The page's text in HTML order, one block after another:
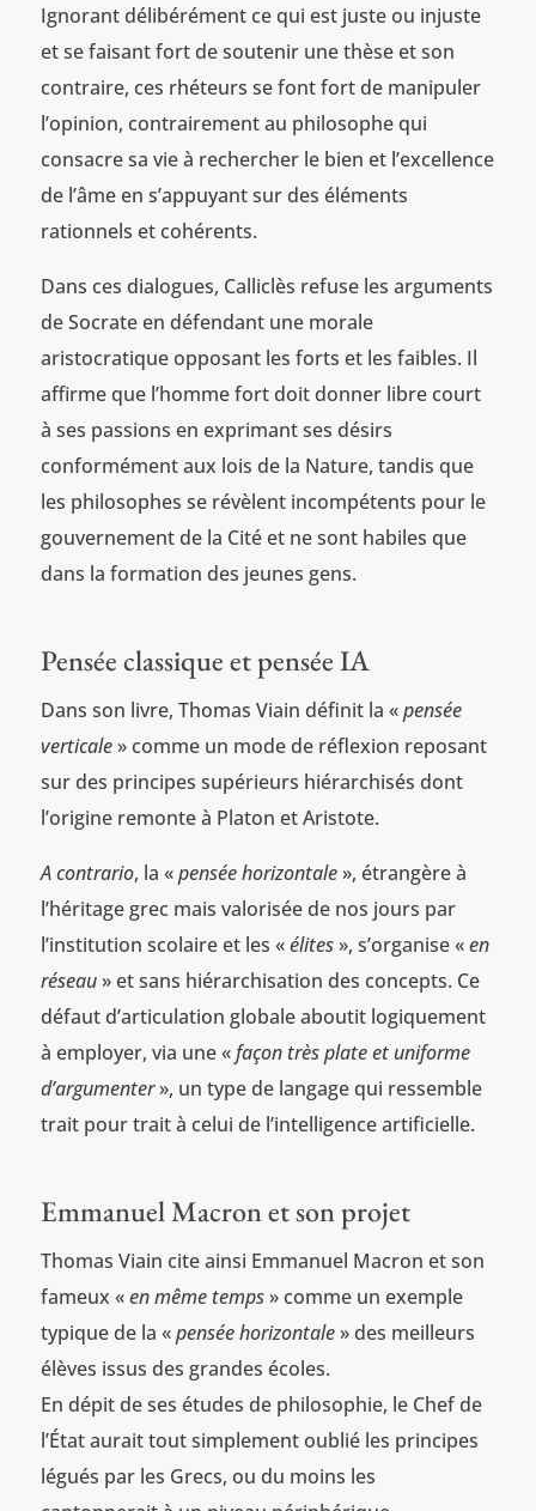
Ignorant délibérément ce qui est juste ou injuste
et se faisant fort de soutenir une thèse et son
contraire, ces rhéteurs se font fort de manipuler
l’opinion, contrairement au philosophe qui
consacre sa vie à rechercher le bien et l’excellence
de l’âme en s’appuyant sur des éléments
rationnels et cohérents.
Dans ces dialogues, Calliclès refuse les arguments
de Socrate en défendant une morale
aristocratique opposant les forts et les faibles. Il
affirme que l’homme fort doit donner libre court
à ses passions en exprimant ses désirs
conformément aux lois de la Nature, tandis que
les philosophes se révèlent incompétents pour le
gouvernement de la Cité et ne sont habiles que
dans la formation des jeunes gens.
Pensée classique et pensée IA
Dans son livre, Thomas Viain définit la «pensée
verticale» comme un mode de réflexion reposant
sur des principes supérieurs hiérarchisés dont
l’origine remonte à Platon et Aristote.
A contrario, la «pensée horizontale», étrangère à
l’héritage grec mais valorisée de nos jours par
l’institution scolaire et les «élites», s’organise «en
réseau» et sans hiérarchisation des concepts. Ce
défaut d’articulation globale aboutit logiquement
à employer, via une «façon très plate et uniforme
d’argumenter», un type de langage qui ressemble
trait pour trait à celui de l’intelligence artificielle.
Emmanuel Macron et son projet
Thomas Viain cite ainsi Emmanuel Macron et son
fameux «en même temps» comme un exemple
typique de la «pensée horizontale» des meilleurs
élèves issus des grandes écoles.
En dépit de ses études de philosophie, le Chef de
l’État aurait tout simplement oublié les principes
légués par les Grecs, ou du moins les